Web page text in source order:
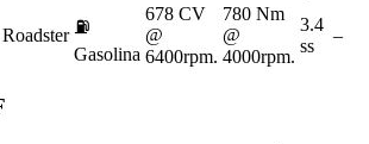
Roadster ⛽
Gasolina
678 CV
@
6400rpm.
780 Nm
@
4000rpm.
3.4
ss
–